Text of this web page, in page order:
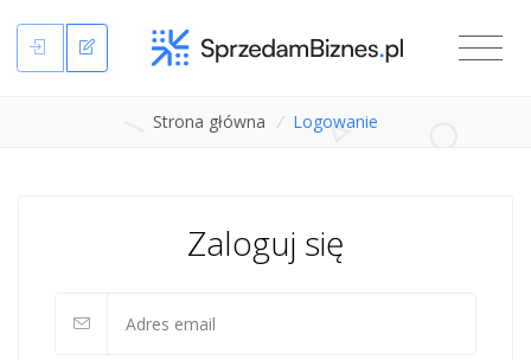
Strona główna / Logowanie
Zaloguj się